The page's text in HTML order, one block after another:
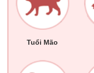
Tuổi Mão